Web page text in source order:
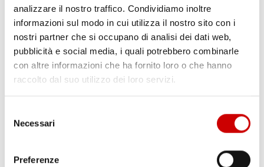
analizzare il nostro traffico. Condividiamo inoltre
informazioni sul modo in cui utilizza il nostro sito con i
nostri partner che si occupano di analisi dei dati web,
pubblicità e social media, i quali potrebbero combinarle
con altre informazioni che ha fornito loro o che hanno
raccolto dal suo utilizzo dei loro servizi.
delNecessari
Preferenze